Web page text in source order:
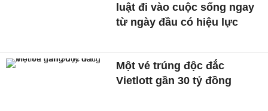
luật đi vào cuộc sống ngay
từ ngày đầu có hiệu lực
Một vé trúng độc đắc
Vietlott gần 30 tỷ đồng